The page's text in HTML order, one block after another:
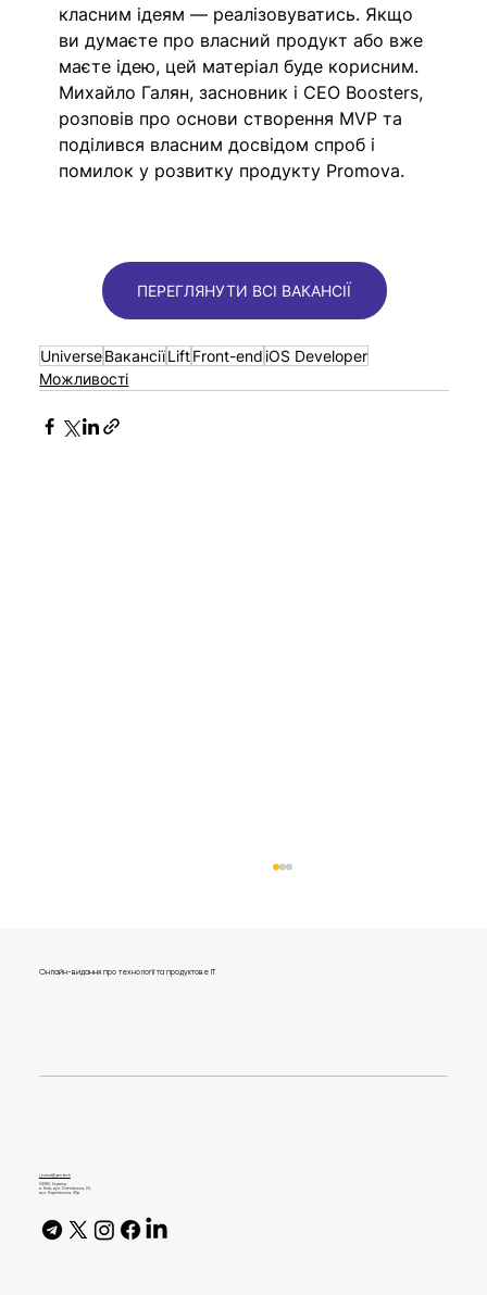
класним ідеям — реалізовуватись. Якщо
ви думаєте про власний продукт або вже
маєте ідею, цей матеріал буде корисним.
Михайло Галян, засновник і CEO Boosters,
розповів про основи створення MVP та
поділився власним досвідом спроб і
помилок у розвитку продукту Promova.
ПЕРЕГЛЯНУТИ ВСІ ВАКАНСІЇ
UniverseВакансіїLiftFront-end iOS Developer
Можливості
Онлайн-видання про технології та продуктове IT
journal@gen.tech
04080, Україна,
м. Київ, вул. Оленівська, 23,​
вул. Кирилівська, 40р